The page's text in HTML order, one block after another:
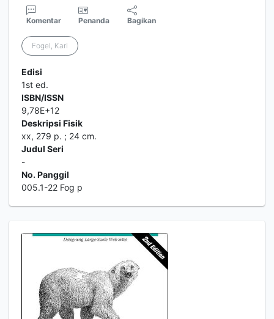
Komentar Penanda Bagikan
Fogel, Karl
Edisi
1st ed.
ISBN/ISSN
9,78E+12
Deskripsi Fisik
xx, 279 p. ; 24 cm.
Judul Seri
-
No. Panggil
005.1-22 Fog p